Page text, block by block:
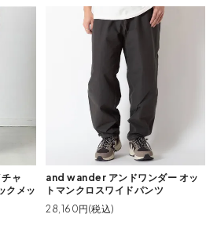
ャ
クメッ
and wander アンドワンダー オッ
トマンクロスワイドパンツ
28,160円(税込)